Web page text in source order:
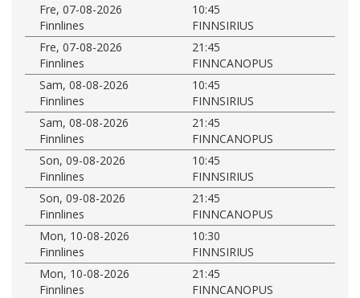
Fre, 07-08-2026
10:45
Finnlines
FINNSIRIUS
Fre, 07-08-2026
21:45
Finnlines
FINNCANOPUS
Sam, 08-08-2026
10:45
Finnlines
FINNSIRIUS
Sam, 08-08-2026
21:45
Finnlines
FINNCANOPUS
Son, 09-08-2026
10:45
Finnlines
FINNSIRIUS
Son, 09-08-2026
21:45
Finnlines
FINNCANOPUS
Mon, 10-08-2026
10:30
Finnlines
FINNSIRIUS
Mon, 10-08-2026
21:45
Finnlines
FINNCANOPUS